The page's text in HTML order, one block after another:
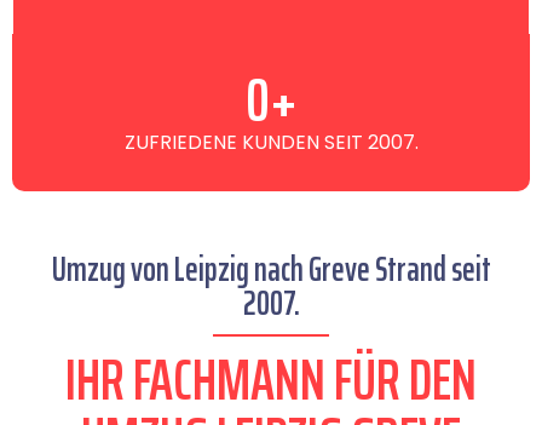
ZUFRIEDENE KUNDEN SEIT 2007.
0+
Umzug von Leipzig nach Greve Strand seit
2007.
IHR FACHMANN FÜR DEN